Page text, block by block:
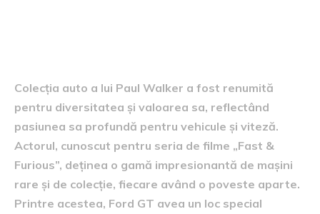
Colecția auto a lui Paul Walker a fost renumită
pentru diversitatea și valoarea sa, reflectând
pasiunea sa profundă pentru vehicule și viteză.
Actorul, cunoscut pentru seria de filme „Fast &
Furious”, deținea o gamă impresionantă de mașini
rare și de colecție, fiecare având o poveste aparte.
Printre acestea, Ford GT avea un loc special